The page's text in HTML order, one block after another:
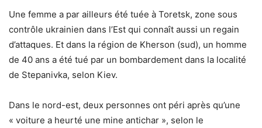
Une femme a par ailleurs été tuée à Toretsk, zone sous
contrôle ukrainien dans l’Est qui connaît aussi un regain
d’attaques. Et dans la région de Kherson (sud), un homme
de 40 ans a été tué par un bombardement dans la localité
de Stepanivka, selon Kiev.
Dans le nord-est, deux personnes ont péri après qu’une
« voiture a heurté une mine antichar », selon le